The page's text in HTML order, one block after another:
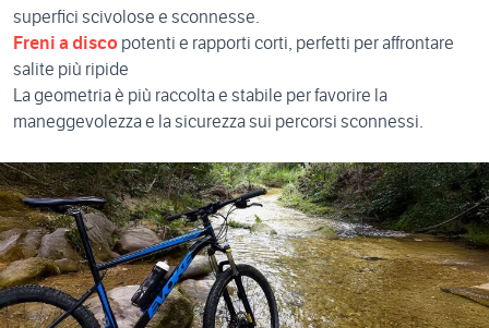
superfici scivolose e sconnesse.
Freni a disco potenti e rapporti corti, perfetti per affrontare
salite più ripide
La geometria è più raccolta e stabile per favorire la
maneggevolezza e la sicurezza sui percorsi sconnessi.